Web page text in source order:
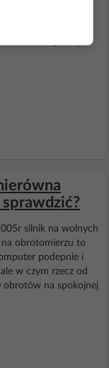
tego na początku
silnik -
(w załączonym
silnik na wolnych
obrotomierzu to
podepnie i
w czym rzecz od
obrotów na spokojnej